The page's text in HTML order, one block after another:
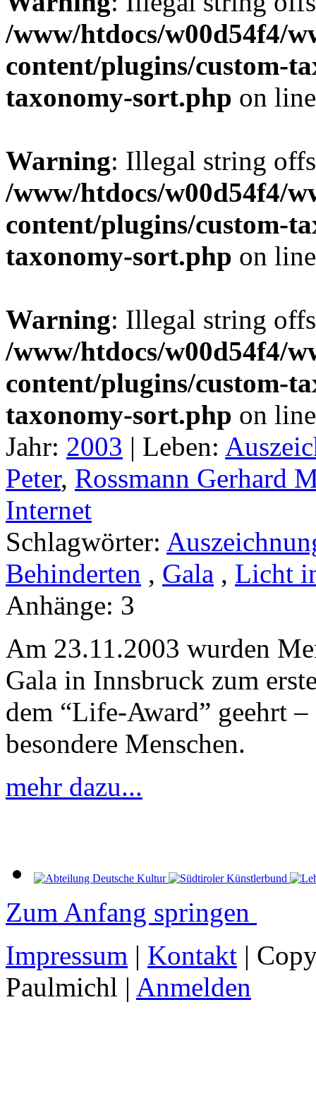
/www/htdocs/w00d54f4/
content/plugins/custom-
taxonomy-sort.php on
Warning: Illegal string
/www/htdocs/w00d54f4/
content/plugins/custom-
taxonomy-sort.php on
Warning: Illegal string
/www/htdocs/w00d54f4/
content/plugins/custom-
taxonomy-sort.php on
Jahr: 2003 | Leben:
Peter, Rossmann Gerhard
Internet
Schlagwörter:
Behinderten , Gala , Licht
Anhänge: 3
Am 23.11.2003 wurden
Gala in Innsbruck zum
dem “Life-Award” geehrt
besondere Menschen.
mehr dazu...
Zum Anfang springen
Impressum | Kontakt |
Paulmichl | Anmelden